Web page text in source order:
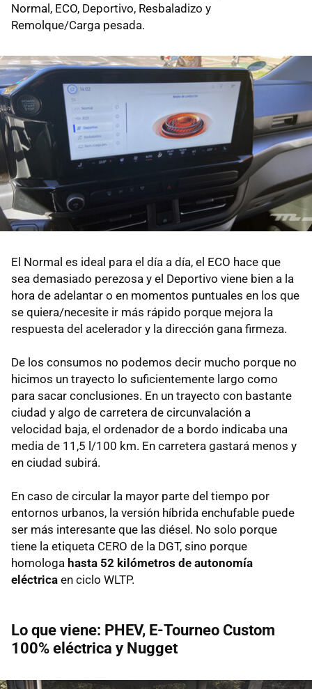
Normal, ECO, Deportivo, Resbaladizo y
Remolque/Carga pesada.
El Normal es ideal para el día a día, el ECO hace que
sea demasiado perezosa y el Deportivo viene bien a la
hora de adelantar o en momentos puntuales en los que
se quiera/necesite ir más rápido porque mejora la
respuesta del acelerador y la dirección gana firmeza.
De los consumos no podemos decir mucho porque no
hicimos un trayecto lo suficientemente largo como
para sacar conclusiones. En un trayecto con bastante
ciudad y algo de carretera de circunvalación a
velocidad baja, el ordenador de a bordo indicaba una
media de 11,5 l/100 km. En carretera gastará menos y
en ciudad subirá.
En caso de circular la mayor parte del tiempo por
entornos urbanos, la versión híbrida enchufable puede
ser más interesante que las diésel. No solo porque
tiene la etiqueta CERO de la DGT, sino porque
homologa hasta 52 kilómetros de autonomía
eléctrica en ciclo WLTP.
Lo que viene: PHEV, E-Tourneo Custom
100% eléctrica y Nugget